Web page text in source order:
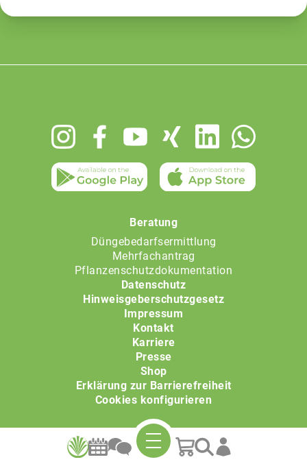
Beratung
Düngebedarfsermittlung
Mehrfachantrag
Pflanzenschutzdokumentation
Datenschutz
Hinweisgeberschutzgesetz
Impressum
Kontakt
Karriere
Presse
Shop
Erklärung zur Barrierefreiheit
Cookies konfigurieren